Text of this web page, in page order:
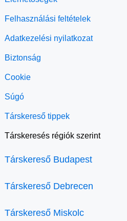
Felhasználási feltételek
Adatkezelési nyilatkozat
Biztonság
Cookie
Súgó
Társkereső tippek
Társkeresés régiók szerint
Társkereső Budapest
Társkereső Debrecen
Társkereső Miskolc